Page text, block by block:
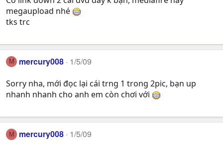
megaupload nhé
tks trc
M mercury008 1/5/09
Sorry nha, mới đọc lại cái trng 1 trong 2pic, bạn up
nhanh nhanh cho anh em còn chơi với
M mercury008 1/5/09